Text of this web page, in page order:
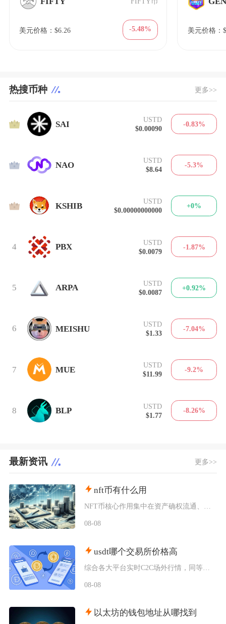
美元价格：$6.26 -5.48% 美元价格：
热搜币种 更多>>
1 SAI
USTD
$0.00090
-0.83%
2 NAO
USTD
$8.64
-5.3%
3 KSHIB
USTD
$0.00000000000
+0%
4 PBX
USTD
$0.0079
-1.87%
5 ARPA
USTD
$0.0087
+0.92%
6 MEISHU
USTD
$1.33
-7.04%
7 MUE
USTD
$11.99
-9.2%
8 BLP
USTD
$1.77
-8.26%
最新资讯 更多>>
nft币有什么用
08-08
usdt哪个交易所价格高
08-08
以太坊的钱包地址从哪找到